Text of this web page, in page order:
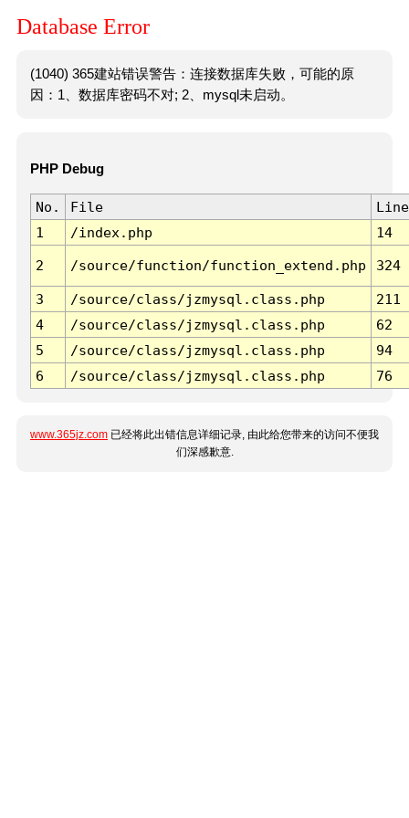
Database Error
(1040) 365建站错误警告：连接数据库失败，可能的原
因：1、数据库密码不对; 2、mysql未启动。
PHP Debug
No. File
Line
1
/index.php 14
2 /source/function/function_extend.php 324
3 /source/class/jzmysql.class.php
211
4
/source/class/jzmysql.class.php
62
5
/source/class/jzmysql.class.php
94
6
/source/class/jzmysql.class.php 76
www.365jz.com 已经将此出错信息详细记录, 由此给您带来的访问不便我
们深感歉意.